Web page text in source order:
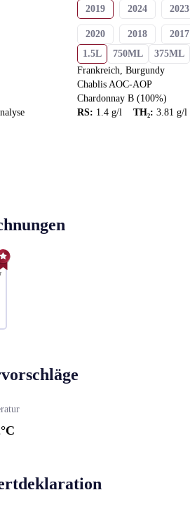
2019 2024 2023
2020 2018 2017
2014 2013 2012
2008 2006
1.5L 750ML
375ML
Frankreich, Burgundy
Chablis AOC-AOP
Chardonnay B (100%)
RS: 1.4 g/l TH₂: 3.81 g/l
°C